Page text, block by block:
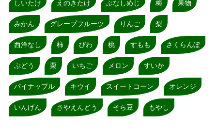
しいたけ えのきたけ ぶなしめじ 梅 果物
みかん グレープフルーツ りんご 梨
西洋なし 柿 びわ 桃 すもも さくらんぼ
ぶどう 栗 いちご メロン すいか
パイナップル キウイ スイートコーン オレンジ
いんげん さやえんどう そら豆 もやし